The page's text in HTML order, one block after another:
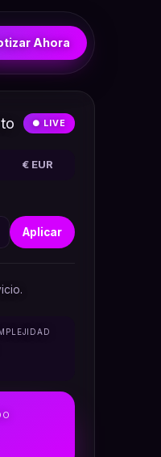
Ahora
● LIVE
€ EUR
Aplicar